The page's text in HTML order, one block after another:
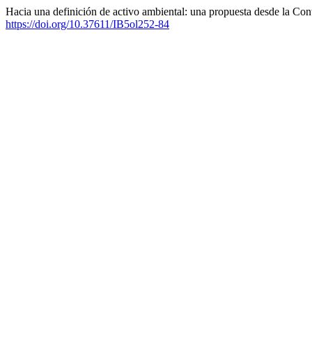
Hacia una definición de activo ambiental: una propuesta desde la
https://doi.org/10.37611/IB5ol252-84